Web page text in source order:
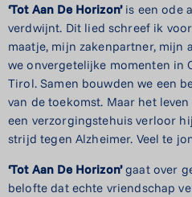
‘Tot Aan De Horizon’ is een ode
verdwijnt. Dit lied schreef ik
maatje, mijn zakenpartner, mijn
we onvergetelijke momenten in
Tirol. Samen bouwden we een
van de toekomst. Maar het
een verzorgingstehuis verloor
strijd tegen Alzheimer. Veel te
‘Tot Aan De Horizon’gaat over
belofte dat echte vriendschap